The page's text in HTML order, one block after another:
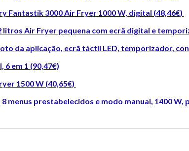
Fantastik 3000 Air Fryer 1000 W, digital (48,46€)
litros Air Fryer pequena com ecrã digital e
da aplicação, ecrã táctil LED, temporizador,
6 em 1 (90,47€)
1500 W (40,65€)
menus prestabelecidos e modo manual, 1400 W,